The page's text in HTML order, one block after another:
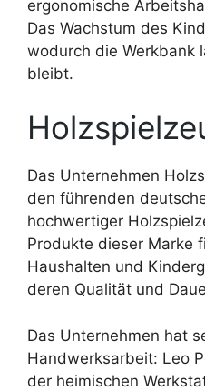
ergonomische
Das Wachstum des
wodurch die Werkbank
bleibt.
Das Unternehmen
den führenden
hochwertiger
Produkte dieser Marke
Haushalten und
deren Qualität und
Das Unternehmen hat
Handwerksarbeit: Leo
der heimischen